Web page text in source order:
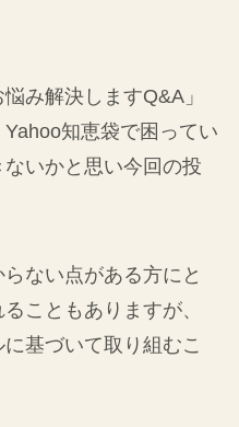
み解決しますQ&A」
知恵袋で困ってい
いかと思い今回の投
ない点がある方にと
こともありますが、
基づいて取り組むこ